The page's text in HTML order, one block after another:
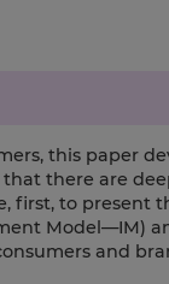
this paper
there are
first, to present
Model—IM)
and